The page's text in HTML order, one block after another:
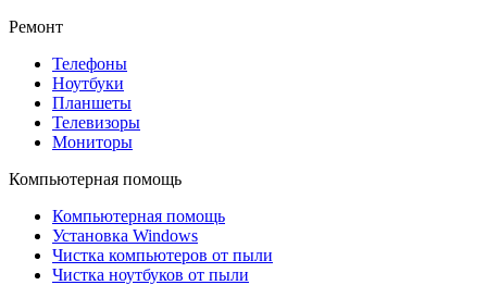
Ремонт
Телефоны
Ноутбуки
Планшеты
Телевизоры
Мониторы
Компьютерная помощь
Компьютерная помощь
Установка Windows
Чистка компьютеров от пыли
Чистка ноутбуков от пыли